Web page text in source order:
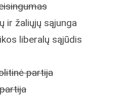
ir žaliųjų sąjunga
liberalų sąjūdis
partija